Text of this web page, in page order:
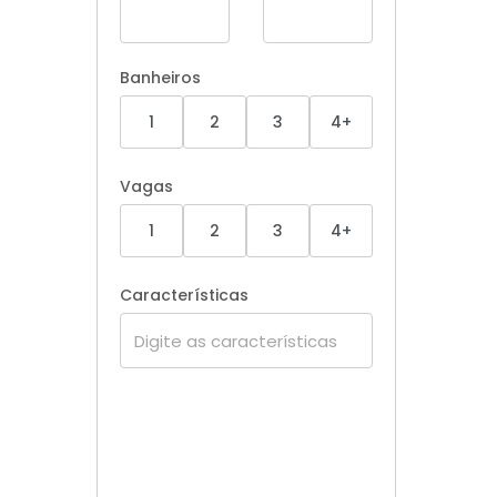
Banheiros
1
2 3 4+
Vagas
1
2 3 4+
Características